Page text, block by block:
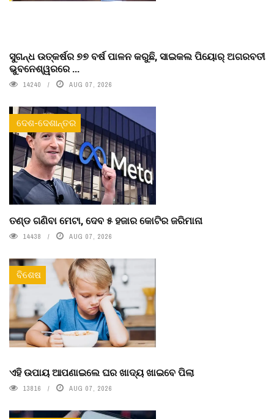
ସୁଗନ୍ଧ ଉତ୍କର୍ଷର ୭୭ ବର୍ଷ ପାଳନ କରୁଛି, ସାଇକଲ ପିୟୋର୍‌ ଅଗରବତୀ
ଭୁବନେଶ୍ୱରରେ ...
14240 AUG 07, 2026
ଦେଶ-ଦେଶାନ୍ତର
ତଣ୍ଡ ଗଣିବା ମେଟା, ଦେବ ୫ ହଜାର କୋଟିର ଜରିମାନା
14438 AUG 07, 2026
ବିଶେଷ
ଏହି ଉପାୟ ଆପଣାଇଲେ ଘର ଖାଦ୍ୟ ଖାଇବେ ପିଲା
13816 AUG 07, 2026